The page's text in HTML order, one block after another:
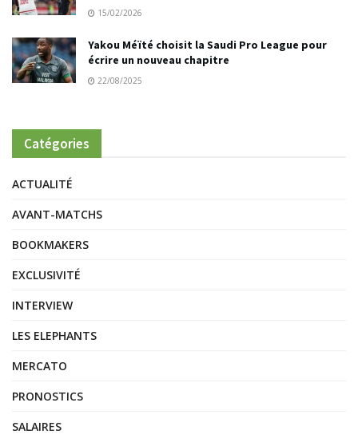
15/02/2026
Yakou Méïté choisit la Saudi Pro League pour
écrire un nouveau chapitre
22/08/2025
Catégories
ACTUALITÉ
AVANT-MATCHS
BOOKMAKERS
EXCLUSIVITÉ
INTERVIEW
LES ELEPHANTS
MERCATO
PRONOSTICS
SALAIRES